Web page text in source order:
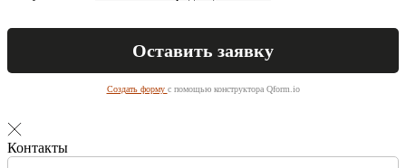
Создать форму с помощью конструктора Qform.io
Контакты